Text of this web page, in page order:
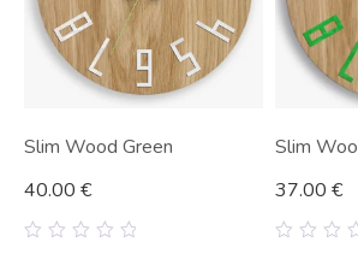
Slim Wood Green
40.00 €
Slim
37.00 €